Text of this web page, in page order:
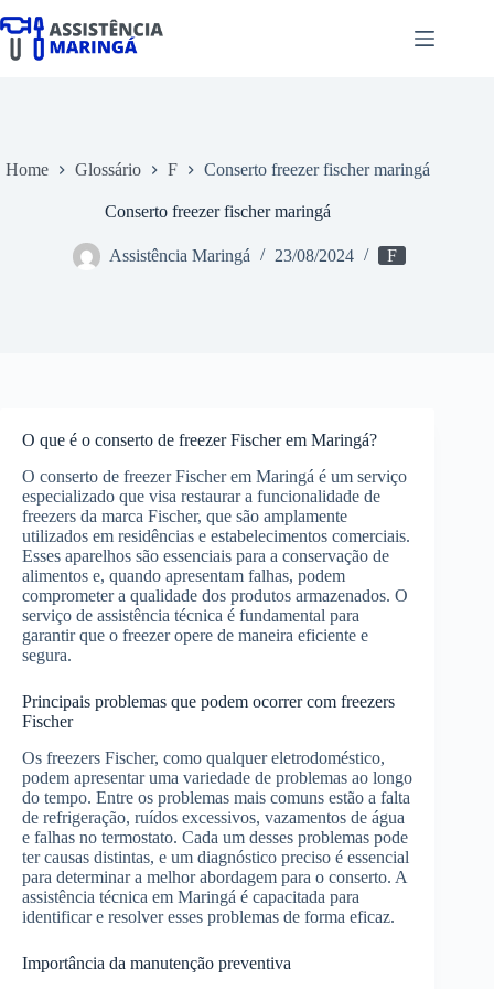
para
Home Glossário F Conserto freezer fischer maringá
Conserto freezer fischer maringá
Assistência Maringá 23/08/2024 F
O que é o conserto de freezer Fischer em Maringá?
O conserto de freezer Fischer em Maringá é um serviço
especializado que visa restaurar a funcionalidade de
freezers da marca Fischer, que são amplamente
utilizados em residências e estabelecimentos comerciais.
Esses aparelhos são essenciais para a conservação de
alimentos e, quando apresentam falhas, podem
comprometer a qualidade dos produtos armazenados. O
serviço de assistência técnica é fundamental para
garantir que o freezer opere de maneira eficiente e
segura.
Principais problemas que podem ocorrer com freezers
Fischer
Os freezers Fischer, como qualquer eletrodoméstico,
podem apresentar uma variedade de problemas ao longo
do tempo. Entre os problemas mais comuns estão a falta
de refrigeração, ruídos excessivos, vazamentos de água
e falhas no termostato. Cada um desses problemas pode
ter causas distintas, e um diagnóstico preciso é essencial
para determinar a melhor abordagem para o conserto. A
assistência técnica em Maringá é capacitada para
identificar e resolver esses problemas de forma eficaz.
Importância da manutenção preventiva